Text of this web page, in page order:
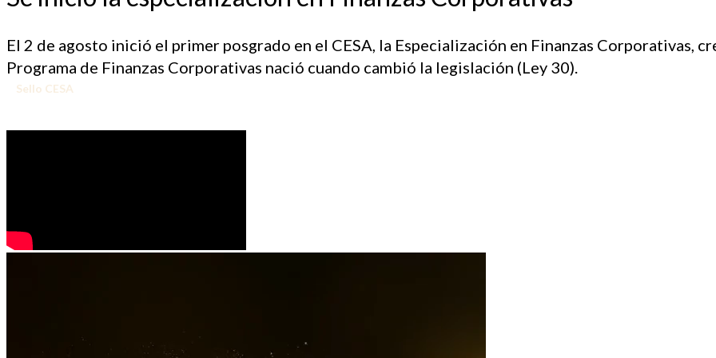
El 2 de agosto inició el primer posgrado en el CESA, la Especialización en Finanzas Corporativas,
Programa de Finanzas Corporativas nació cuando cambió la legislación (Ley 30).
Sello CESA